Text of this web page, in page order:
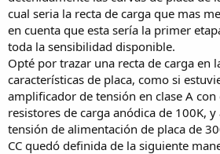
cual seria la recta de carga que mas
en cuenta que esta sería la primer
toda la sensibilidad disponible.
Opté por trazar una recta de carga en
características de placa, como si
amplificador de tensión en clase A
resistores de carga anódica de 100K,
tensión de alimentación de placa de
CC quedó definida de la siguiente